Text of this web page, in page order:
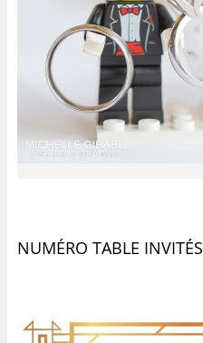
NUMÉRO TABLE INVITÉS